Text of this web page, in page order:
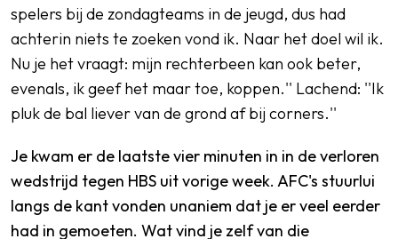
spelers bij de zondagteams in de jeugd, dus had
achterin niets te zoeken vond ik. Naar het doel wil ik.
Nu je het vraagt: mijn rechterbeen kan ook beter,
evenals, ik geef het maar toe, koppen.'' Lachend: ''Ik
pluk de bal liever van de grond af bij corners.''
Je kwam er de laatste vier minuten in in de verloren
wedstrijd tegen HBS uit vorige week. AFC's stuurlui
langs de kant vonden unaniem dat je er veel eerder
had in gemoeten. Wat vind je zelf van die